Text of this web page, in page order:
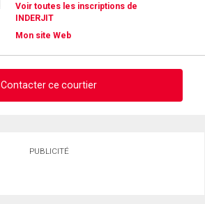
Voir toutes les inscriptions de
INDERJIT
Mon site Web
Contacter ce courtier
PUBLICITÉ